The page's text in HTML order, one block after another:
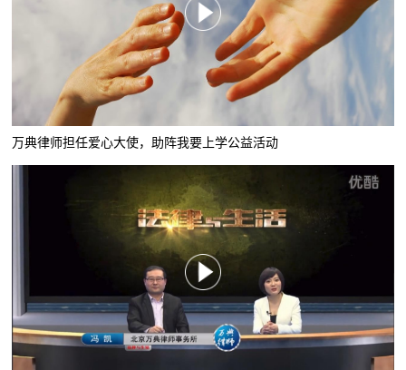
万典律师担任爱心大使，助阵我要上学公益活动